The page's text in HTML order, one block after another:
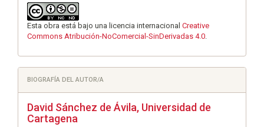
Esta obra está bajo una licencia internacional Creative
Commons Atribución-NoComercial-SinDerivadas 4.0.
BIOGRAFÍA DEL AUTOR/A
David Sánchez de Ávila, Universidad de
Cartagena